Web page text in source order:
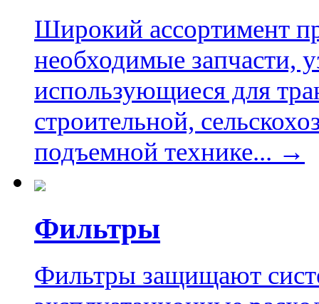
Широкий ассортимент
необходимые запчасти,
использующиеся для
строительной,
подъемной технике... →
Фильтры
Фильтры защищают